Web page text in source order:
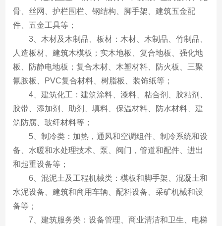
骨、丝网、护栏围栏、钢结构、脚手架、建筑五金配
件、五金工具等；
3、木材及木制品、板材：木材、木制品、竹制品、
人造板材、建筑木模板；实木地板、复合地板、强化地
板、防静电地板；复合木材、木塑材料、防火板、三聚
氰胺板、PVC复合材料、树脂板、装饰纸等；
4、建筑化工：建筑涂料、漆料、粘合剂、胶粘剂、
胶带、添加剂、助剂、填料、保温材料、防水材料、建
筑防腐、玻纤材料等；
5、制冷类：加热，通风和空调组件、制冷系统和设
备、水暖和水处理技术、泵、阀门，管道和配件、进出
和起重设备等；
6、混泥土及工程机械类：模板和脚手架、混凝土和
水泥设备、建筑和商用车辆、配料设备、采矿机械和设
备等；
7、建筑服务类：设备管理、商业清洁和卫生、电梯